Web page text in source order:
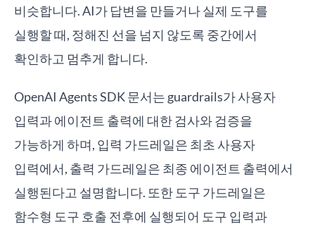
비슷합니다. AI가 답변을 만들거나 실제 도구를
실행할 때, 정해진 선을 넘지 않도록 중간에서
확인하고 멈추게 합니다.
OpenAI Agents SDK 문서는 guardrails가 사용자
입력과 에이전트 출력에 대한 검사와 검증을
가능하게 하며, 입력 가드레일은 최초 사용자
입력에서, 출력 가드레일은 최종 에이전트 출력에서
실행된다고 설명합니다. 또한 도구 가드레일은
함수형 도구 호출 전후에 실행되어 도구 입력과